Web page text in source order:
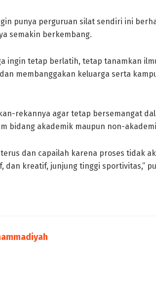
punya perguruan silat sendiri ini
semakin berkembang.
ingin tetap berlatih, tetap tanamkan
membanggakan keluarga serta
rekannya agar tetap bersemangat
bidang akademik maupun non-
dan capailah karena proses tidak
dan kreatif, junjung tinggi sportivitas,”